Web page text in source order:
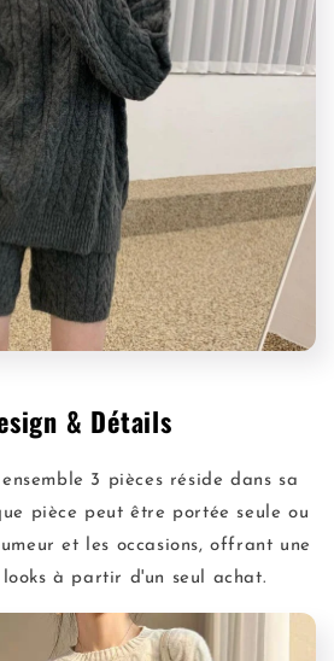
& Détails
3 pièces réside dans sa
pièce peut être portée seule ou
et les occasions, offrant une
à partir d'un seul achat.